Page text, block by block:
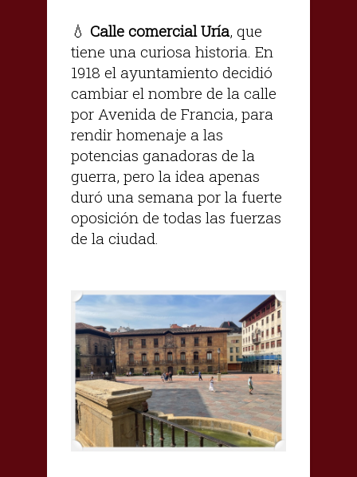
💧 Calle comercial Uría, que
tiene una curiosa historia. En
1918 el ayuntamiento decidió
cambiar el nombre de la calle
por Avenida de Francia, para
rendir homenaje a las
potencias ganadoras de la
guerra, pero la idea apenas
duró una semana por la fuerte
oposición de todas las fuerzas
de la ciudad.